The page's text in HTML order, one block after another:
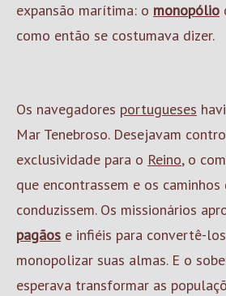
expansão marítima: o monopólio
como então se costumava dizer.
Os navegadores portugueses
Mar Tenebroso. Desejavam
exclusividade para o Reino, o
que encontrassem e os caminhos
conduzissem. Os missionários
pagãos e infiéis para convertê-
monopolizar suas almas. E o
esperava transformar as